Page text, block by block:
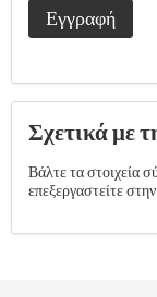
Εγγραφή
Σχετικά με
Βάλτε τα στοιχεία
επεξεργαστείτε